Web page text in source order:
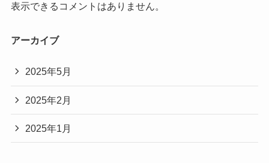
表示できるコメントはありません。
アーカイブ
2025年5月
2025年2月
2025年1月